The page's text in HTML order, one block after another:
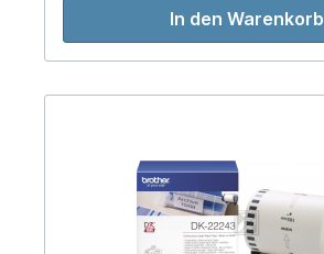
In den Warenkorb